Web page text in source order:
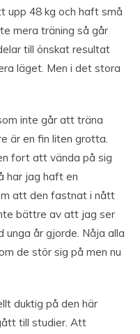
48 kg och haft små
mera träning så går
till önskat resultat
läget. Men i det stora
inte går att träna
är en fin liten grotta.
fort att vända på sig
har jag haft en
att den fastnat i nått
bättre av att jag ser
unga år gjorde. Nåja alla
de stör sig på men nu
duktig på den här
till studier. Att